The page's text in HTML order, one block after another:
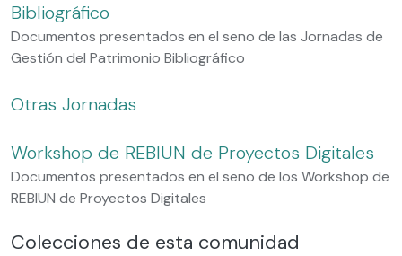
Bibliográfico
Documentos presentados en el seno de las Jornadas de
Gestión del Patrimonio Bibliográfico
Otras Jornadas
Workshop de REBIUN de Proyectos Digitales
Documentos presentados en el seno de los Workshop de
REBIUN de Proyectos Digitales
Colecciones de esta comunidad